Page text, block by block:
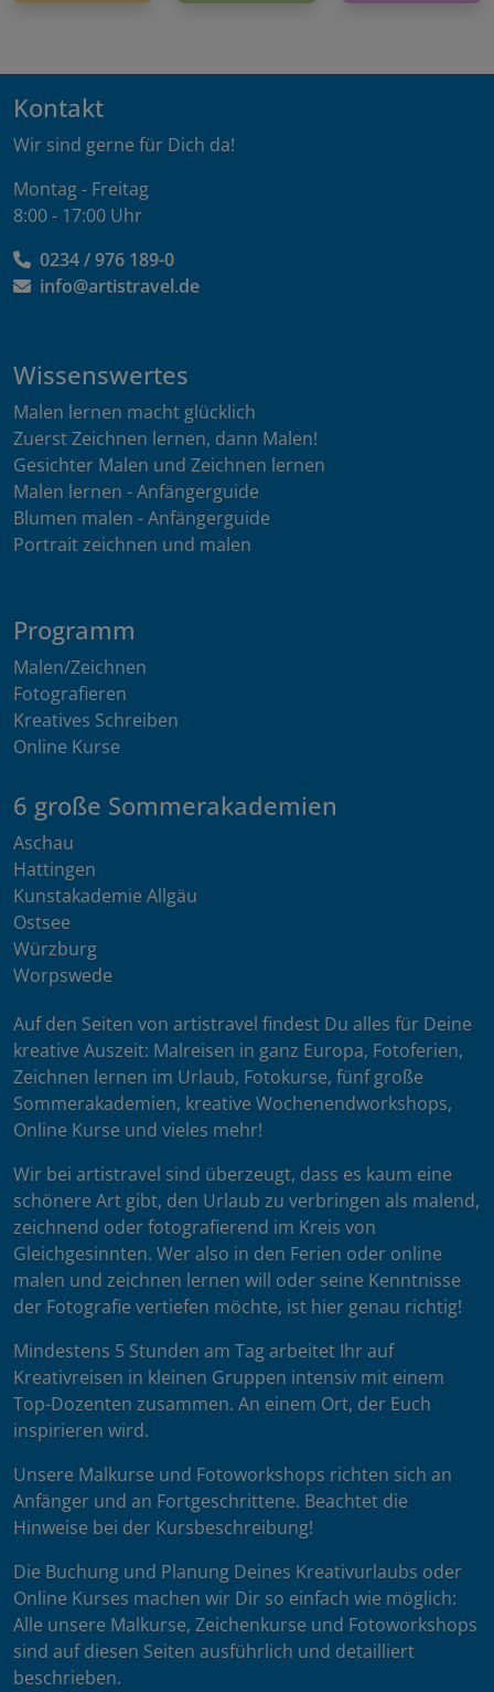
Kontakt
Wir sind gerne für Dich da!
Montag - Freitag
8:00 - 17:00 Uhr
0234 / 976 189-0
info@artistravel.de
Wissenswertes
Malen lernen macht glücklich
Zuerst Zeichnen lernen, dann Malen!
Gesichter Malen und Zeichnen lernen
Malen lernen - Anfängerguide
Blumen malen - Anfängerguide
Portrait zeichnen und malen
Programm
Malen/Zeichnen
Fotografieren
Kreatives Schreiben
Online Kurse
6 große Sommerakademien
Aschau
Hattingen
Kunstakademie Allgäu
Ostsee
Würzburg
Worpswede
Auf den Seiten von artistravel findest Du alles für Deine
kreative Auszeit: Malreisen in ganz Europa, Fotoferien,
Zeichnen lernen im Urlaub, Fotokurse, fünf große
Sommerakademien, kreative Wochenendworkshops,
Online Kurse und vieles mehr!
Wir bei artistravel sind überzeugt, dass es kaum eine
schönere Art gibt, den Urlaub zu verbringen als malend,
zeichnend oder fotografierend im Kreis von
Gleichgesinnten. Wer also in den Ferien oder online
malen und zeichnen lernen will oder seine Kenntnisse
der Fotografie vertiefen möchte, ist hier genau richtig!
Mindestens 5 Stunden am Tag arbeitet Ihr auf
Kreativreisen in kleinen Gruppen intensiv mit einem
Top-Dozenten zusammen. An einem Ort, der Euch
inspirieren wird.
Unsere Malkurse und Fotoworkshops richten sich an
Anfänger und an Fortgeschrittene. Beachtet die
Hinweise bei der Kursbeschreibung!
Die Buchung und Planung Deines Kreativurlaubs oder
Online Kurses machen wir Dir so einfach wie möglich:
Alle unsere Malkurse, Zeichenkurse und Fotoworkshops
sind auf diesen Seiten ausführlich und detailliert
beschrieben.